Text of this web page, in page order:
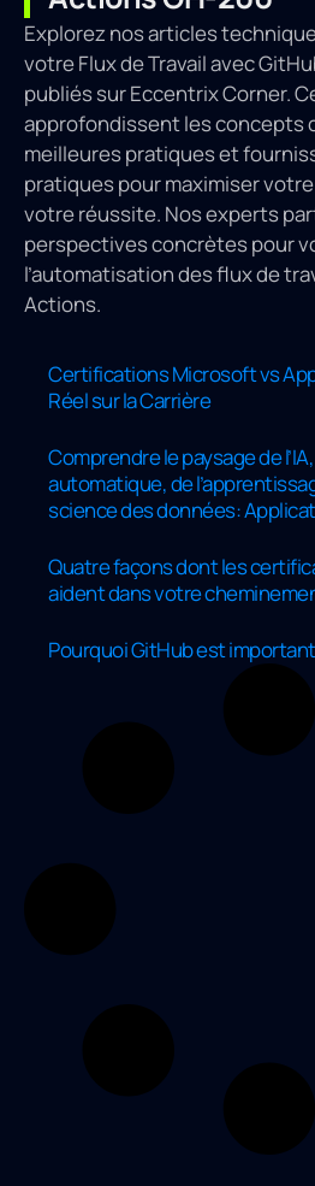
Explorez nos articles
votre Flux de Travail avec
publiés sur Eccentrix Corner.
approfondissent les concepts
meilleures pratiques et
pratiques pour maximiser
votre réussite. Nos experts
perspectives concrètes pour
l’automatisation des flux de
Actions.
Certifications Microsoft vs
Réel sur la Carrière
Comprendre le paysage de
automatique, de
science des données:
Quatre façons dont les
aident dans votre
Pourquoi GitHub est important